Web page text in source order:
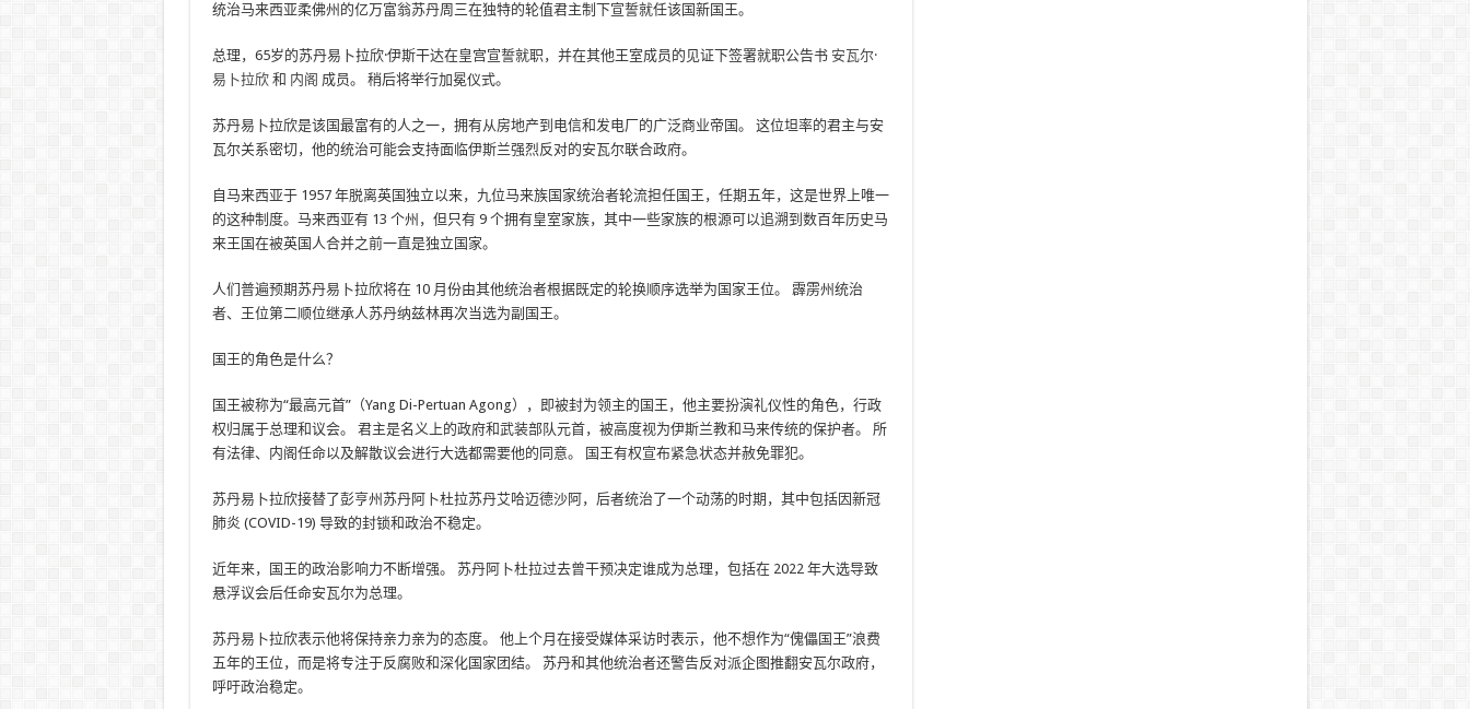
统治马来西亚柔佛州的亿万富翁苏丹周三在独特的轮值君主制下宣誓就任该国新国王。
总理，65岁的苏丹易卜拉欣·伊斯干达在皇宫宣誓就职，并在其他王室成员的见证下签署就职公告书 安瓦尔·
易卜拉欣和 内阁 成员。 稍后将举行加冕仪式。
苏丹易卜拉欣是该国最富有的人之一，拥有从房地产到电信和发电厂的广泛商业帝国。 这位坦率的君主与安
瓦尔关系密切，他的统治可能会支持面临伊斯兰强烈反对的安瓦尔联合政府。
自马来西亚于 1957 年脱离英国独立以来，九位马来族国家统治者轮流担任国王，任期五年，这是世界上唯一
的这种制度。马来西亚有 13 个州，但只有 9 个拥有皇室家族，其中一些家族的根源可以追溯到数百年历史马
来王国在被英国人合并之前一直是独立国家。
人们普遍预期苏丹易卜拉欣将在 10 月份由其他统治者根据既定的轮换顺序选举为国家王位。 霹雳州统治
者、王位第二顺位继承人苏丹纳兹林再次当选为副国王。
国王的角色是什么？
国王被称为“最高元首”（Yang Di-Pertuan Agong），即被封为领主的国王，他主要扮演礼仪性的角色，行政
权归属于总理和议会。 君主是名义上的政府和武装部队元首，被高度视为伊斯兰教和马来传统的保护者。 所
有法律、内阁任命以及解散议会进行大选都需要他的同意。 国王有权宣布紧急状态并赦免罪犯。
苏丹易卜拉欣接替了彭亨州苏丹阿卜杜拉苏丹艾哈迈德沙阿，后者统治了一个动荡的时期，其中包括因新冠
肺炎 (COVID-19) 导致的封锁和政治不稳定。
近年来，国王的政治影响力不断增强。 苏丹阿卜杜拉过去曾干预决定谁成为总理，包括在 2022 年大选导致
悬浮议会后任命安瓦尔为总理。
苏丹易卜拉欣表示他将保持亲力亲为的态度。 他上个月在接受媒体采访时表示，他不想作为“傀儡国王”浪费
五年的王位，而是将专注于反腐败和深化国家团结。 苏丹和其他统治者还警告反对派企图推翻安瓦尔政府，
呼吁政治稳定。